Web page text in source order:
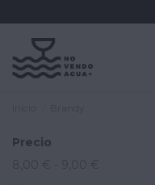
Precio